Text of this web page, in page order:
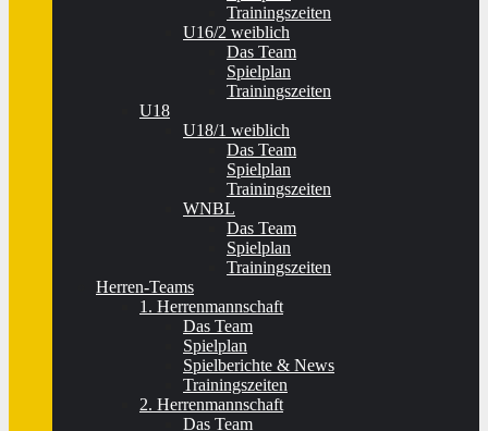
Trainingszeiten
U16/2 weiblich
Das Team
Spielplan
Trainingszeiten
U18
U18/1 weiblich
Das Team
Spielplan
Trainingszeiten
WNBL
Das Team
Spielplan
Trainingszeiten
Herren-Teams
1. Herrenmannschaft
Das Team
Spielplan
Spielberichte & News
Trainingszeiten
2. Herrenmannschaft
Das Team